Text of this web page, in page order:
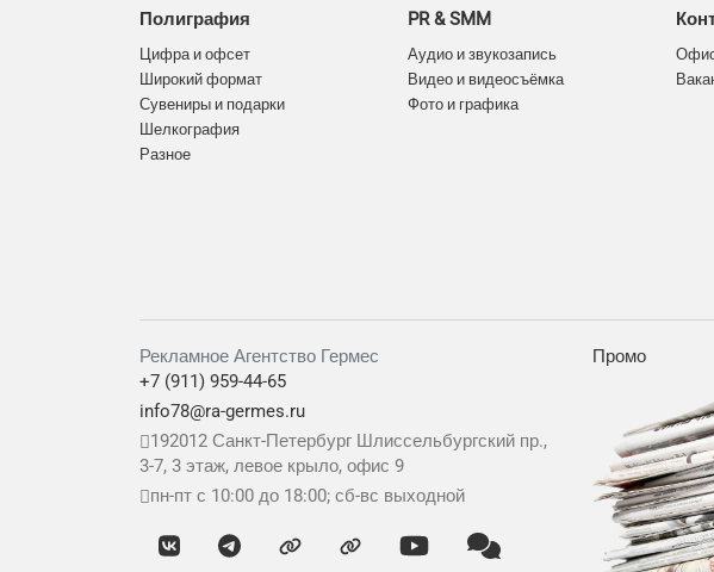
Полиграфия
Цифра и офсет
Широкий формат
Сувениры и подарки
Шелкография
Разное
PR & SMM
Аудио и звукозапись
Видео и видеосъёмка
Фото и графика
Рекламное Агентство Гермес
+7 (911) 959-44-65
info78@ra-germes.ru
192012 Санкт-Петербург Шлиссельбургский пр.,
3-7, 3 этаж, левое крыло, офис 9
пн-пт с 10:00 до 18:00; сб-вс выходной
Промо